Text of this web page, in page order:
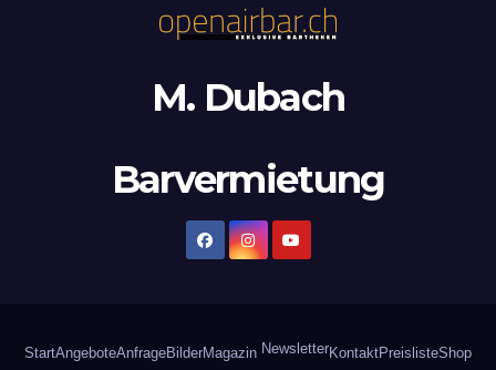
M. Dubach
Barvermietung
StartAngeboteAnfrageBilderMagazin NewsletterKontaktPreislisteShop